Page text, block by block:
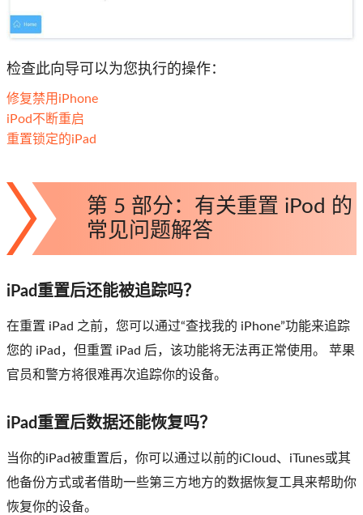
检查此向导可以为您执行的操作：
修复禁用iPhone
iPod不断重启
重置锁定的iPad
第 5 部分：有关重置 iPod 的
常见问题解答
iPad重置后还能被追踪吗？
在重置 iPad 之前，您可以通过“查找我的 iPhone”功能来追踪
您的 iPad，但重置 iPad 后，该功能将无法再正常使用。 苹果
官员和警方将很难再次追踪你的设备。
iPad重置后数据还能恢复吗？
当你的iPad被重置后，你可以通过以前的iCloud、iTunes或其
他备份方式或者借助一些第三方地方的数据恢复工具来帮助你
恢复你的设备。